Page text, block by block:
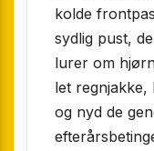
kolde
sydlig pust,
lurer om
let regnjakke,
og nyd de